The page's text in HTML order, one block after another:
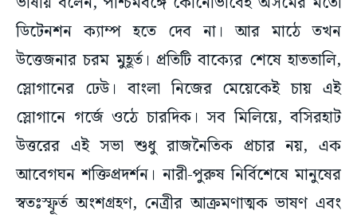
ডিটেনশন ক্যাম্প হতে দেব না। আর মাঠে তখন
উত্তেজনার চরম মুহূর্ত। প্রতিটি বাক্যের শেষে হাততালি,
স্লোগানের ঢেউ। বাংলা নিজের মেয়েকেই চায় এই
স্লোগানে গর্জে ওঠে চারদিক। সব মিলিয়ে, বসিরহাট
উত্তরের এই সভা শুধু রাজনৈতিক প্রচার নয়, এক
আবেগঘন শক্তিপ্রদর্শন। নারী-পুরুষ নির্বিশেষে মানুষের
স্বতঃস্ফূর্ত অংশগ্রহণ, নেত্রীর আক্রমণাত্মক ভাষণ এবং